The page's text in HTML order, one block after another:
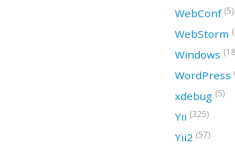
WebConf (5)
WebStorm
Windows
WordPress
xdebug (5)
Yii (325)
Yii2 (57)